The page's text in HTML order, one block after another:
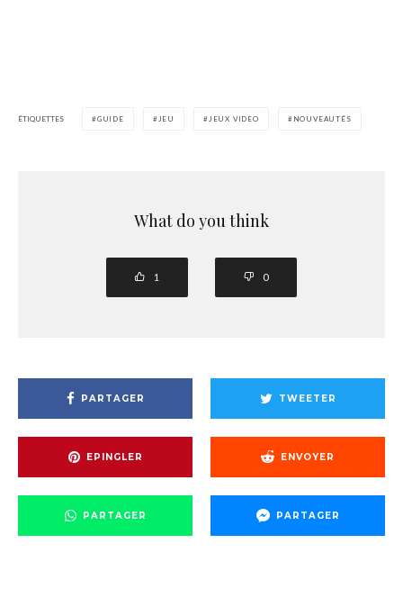
ÉTIQUETTES GUIDE JEU JEUX VIDEO NOUVEAUTÉS
What do you think
1 0
PARTAGER TWEETER
EPINGLER ENVOYER
PARTAGER PARTAGER